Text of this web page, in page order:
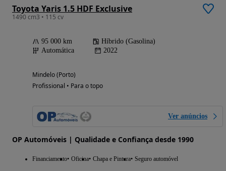
Toyota Yaris 1.5 HDF Exclusive
1490 cm3 • 115 cv
95 000 km
Híbrido (Gasolina)
Automática
2022
Mindelo (Porto)
Profissional • Para o topo
Ver anúncios
OP Automóveis | Qualidade e Confiança desde 1990
Financiamento Oficina Chapa e Pintura Seguro automóvel